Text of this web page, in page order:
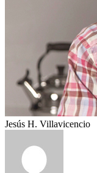
Jesús H. Villavicencio